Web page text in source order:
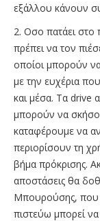
εξάλλου κάνουν
2. Οσο πατάει στο
πρέπει να τον
οποίοι μπορούν
με την ευχέρια
και μέσα. Τα drive
μπορούν να
καταφέρουμε να
περιορίσουν τη
βήμα πρόκρισης.
αποστάσεις θα
Μπουρούσης, που
πιστεύω μπορεί να